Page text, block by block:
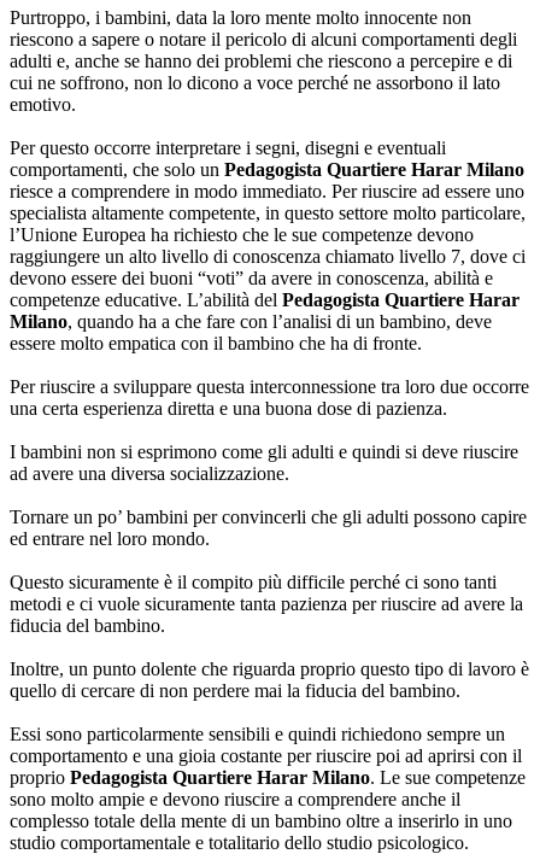
Purtroppo, i bambini, data la loro mente molto innocente non
riescono a sapere o notare il pericolo di alcuni comportamenti degli
adulti e, anche se hanno dei problemi che riescono a percepire e di
cui ne soffrono, non lo dicono a voce perché ne assorbono il lato
emotivo.
Per questo occorre interpretare i segni, disegni e eventuali
comportamenti, che solo un Pedagogista Quartiere Harar Milano
riesce a comprendere in modo immediato. Per riuscire ad essere uno
specialista altamente competente, in questo settore molto particolare,
l’Unione Europea ha richiesto che le sue competenze devono
raggiungere un alto livello di conoscenza chiamato livello 7, dove ci
devono essere dei buoni “voti” da avere in conoscenza, abilità e
competenze educative. L’abilità del Pedagogista Quartiere Harar
Milano, quando ha a che fare con l’analisi di un bambino, deve
essere molto empatica con il bambino che ha di fronte.
Per riuscire a sviluppare questa interconnessione tra loro due occorre
una certa esperienza diretta e una buona dose di pazienza.
I bambini non si esprimono come gli adulti e quindi si deve riuscire
ad avere una diversa socializzazione.
Tornare un po’ bambini per convincerli che gli adulti possono capire
ed entrare nel loro mondo.
Questo sicuramente è il compito più difficile perché ci sono tanti
metodi e ci vuole sicuramente tanta pazienza per riuscire ad avere la
fiducia del bambino.
Inoltre, un punto dolente che riguarda proprio questo tipo di lavoro è
quello di cercare di non perdere mai la fiducia del bambino.
Essi sono particolarmente sensibili e quindi richiedono sempre un
comportamento e una gioia costante per riuscire poi ad aprirsi con il
proprio Pedagogista Quartiere Harar Milano. Le sue competenze
sono molto ampie e devono riuscire a comprendere anche il
complesso totale della mente di un bambino oltre a inserirlo in uno
studio comportamentale e totalitario dello studio psicologico.